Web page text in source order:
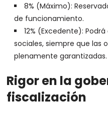
8% (Máximo):
de funcionamiento.
12% (Excedente):
sociales, siempre que las
plenamente garantizadas.
Rigor en la
fiscalización